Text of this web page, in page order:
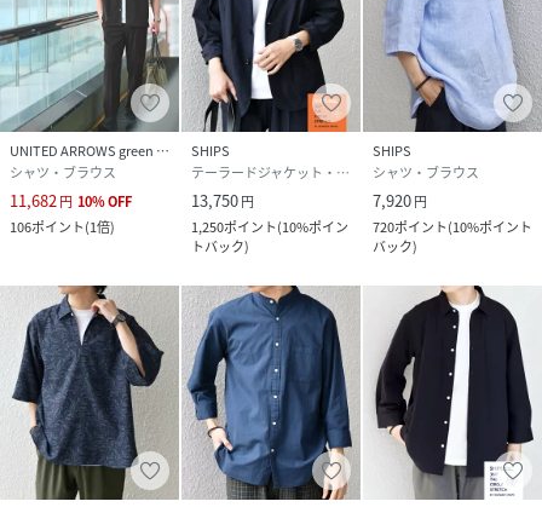
UNITED ARROWS green label relaxing
シャツ・ブラウス
11,682 円 10%OFF
106ポイント(1倍)
SHIPS
テーラードジャケット・ブレザー
13,750円
1,250ポイント(10%ポイン
トバック)
SHIPS
シャツ・ブラウス
7,920円
720ポイント(10%ポイント
バック)